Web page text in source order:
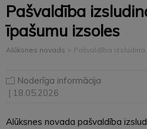
Pašvaldība
īpašumu izsoles
Alūksnes novads > Pašvaldība
Noderīga informācija
| 18.05.2026
Alūksnes novada pašvaldība